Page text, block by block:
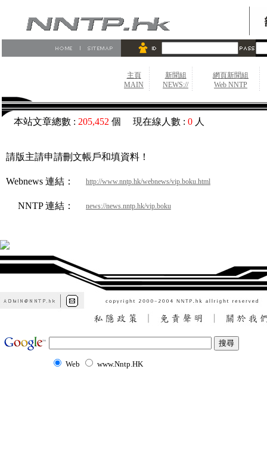
主頁
MAIN
新聞組
NEWS://
網頁新聞組
Web NNTP
本站文章總數 : 205,452 個 現在線人數 : 0 人
請版主請申請刪文帳戶和填資料！
Webnews 連結： http://www.nntp.hk/webnews/vip.boku.html
NNTP 連結： news://news.nntp.hk/vip.boku
Web www.Nntp.HK